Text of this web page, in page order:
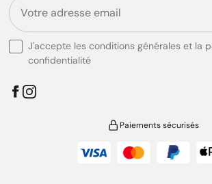
J'accepte les conditions générales et la
confidentialité
Paiements sécurisés